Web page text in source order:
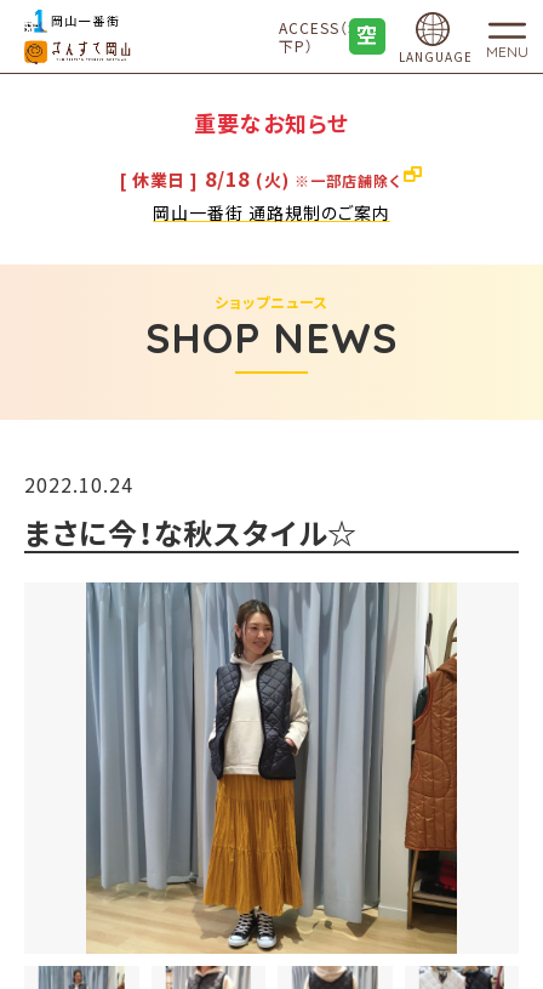
ACCESS（地
下P）
LANGUAGE MENU
重要なお知らせ
[ 休業日 ] 8/18 (火) ※一部店舗除く
岡山一番街 通路規制のご案内
SHOP NEWS
ショップニュース
2022.10.24
​まさに今！な秋スタイル☆